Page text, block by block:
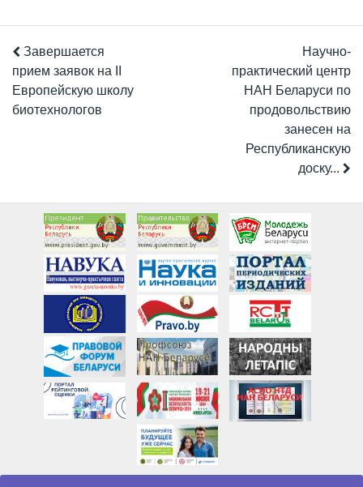
Завершается
прием заявок на II
Европейскую школу
биотехнологов
Научно-
практический центр
НАН Беларуси по
продовольствию
занесен на
Республиканскую
доску...